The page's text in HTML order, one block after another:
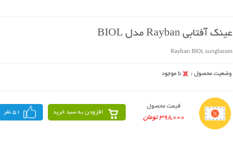
عینک آفتابی Rayban مدل BIOL
Rayban BIOL sunglasses
قیمت محصول
398,000 تومان
افزودن به سبد خرید 51 نفر